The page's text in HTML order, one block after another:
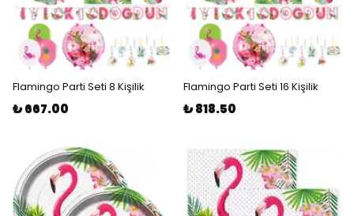
Flamingo Parti Seti 8 Kişilik
₺ 667.00
Flamingo Parti Seti 16 Kişilik
₺ 818.50